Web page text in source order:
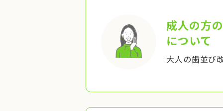
成人の方
について
大人の歯並び